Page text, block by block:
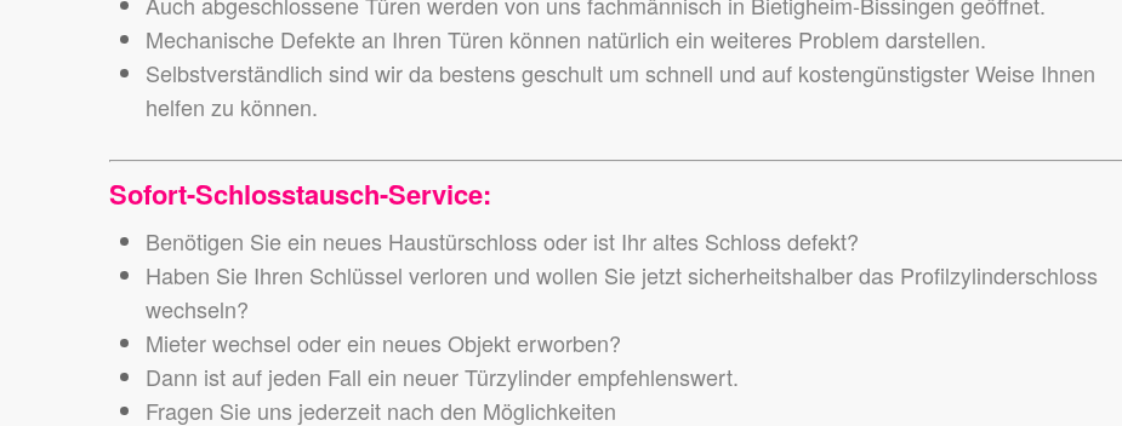
Mechanische Defekte an Ihren Türen können natürlich ein weiteres Problem darstellen.
Selbstverständlich sind wir da bestens geschult um schnell und auf kostengünstigster Weise Ihnen
helfen zu können.
Sofort-Schlosstausch-Service:
Benötigen Sie ein neues Haustürschloss oder ist Ihr altes Schloss defekt?
Haben Sie Ihren Schlüssel verloren und wollen Sie jetzt sicherheitshalber das Profilzylinderschloss
wechseln?
Mieter wechsel oder ein neues Objekt erworben?
Dann ist auf jeden Fall ein neuer Türzylinder empfehlenswert.
Fragen Sie uns jederzeit nach den Möglichkeiten